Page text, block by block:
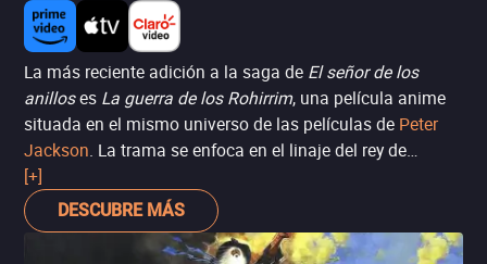
La más reciente adición a la saga de El señor de los
anilloses La guerra de los Rohirrim, una película anime
situada en el mismo universo de las películas de Peter
Jackson. La trama se enfoca en el linaje del rey de
Rohan, Helm "Mano de hierro", unos 200 años de la
historia de Frodo y compañía.
[+]
DESCUBRE MÁS